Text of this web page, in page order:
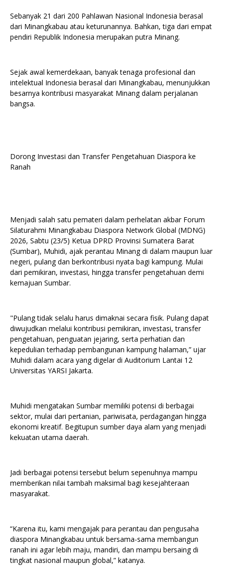
Sebanyak 21 dari 200 Pahlawan Nasional Indonesia berasal
dari Minangkabau atau keturunannya. Bahkan, tiga dari empat
pendiri Republik Indonesia merupakan putra Minang.
Sejak awal kemerdekaan, banyak tenaga profesional dan
intelektual Indonesia berasal dari Minangkabau, menunjukkan
besarnya kontribusi masyarakat Minang dalam perjalanan
bangsa.
Dorong Investasi dan Transfer Pengetahuan Diaspora ke
Ranah
Menjadi salah satu pemateri dalam perhelatan akbar Forum
Silaturahmi Minangkabau Diaspora Network Global (MDNG)
2026, Sabtu (23/5) Ketua DPRD Provinsi Sumatera Barat
(Sumbar), Muhidi, ajak perantau Minang di dalam maupun luar
negeri, pulang dan berkontribusi nyata bagi kampung. Mulai
dari pemikiran, investasi, hingga transfer pengetahuan demi
kemajuan Sumbar.
"Pulang tidak selalu harus dimaknai secara fisik. Pulang dapat
diwujudkan melalui kontribusi pemikiran, investasi, transfer
pengetahuan, penguatan jejaring, serta perhatian dan
kepedulian terhadap pembangunan kampung halaman,” ujar
Muhidi dalam acara yang digelar di Auditorium Lantai 12
Universitas YARSI Jakarta.
Muhidi mengatakan Sumbar memiliki potensi di berbagai
sektor, mulai dari pertanian, pariwisata, perdagangan hingga
ekonomi kreatif. Begitupun sumber daya alam yang menjadi
kekuatan utama daerah.
Jadi berbagai potensi tersebut belum sepenuhnya mampu
memberikan nilai tambah maksimal bagi kesejahteraan
masyarakat.
“Karena itu, kami mengajak para perantau dan pengusaha
diaspora Minangkabau untuk bersama-sama membangun
ranah ini agar lebih maju, mandiri, dan mampu bersaing di
tingkat nasional maupun global,” katanya.